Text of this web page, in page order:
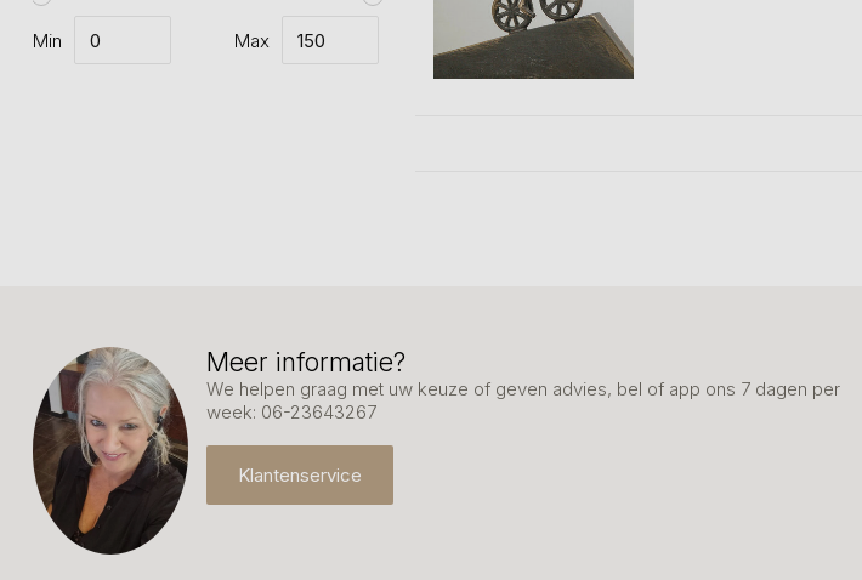
Min Max
Meer informatie?
We helpen graag met uw keuze of geven advies, bel of app ons 7 dagen per
week: 06-23643267
Klantenservice